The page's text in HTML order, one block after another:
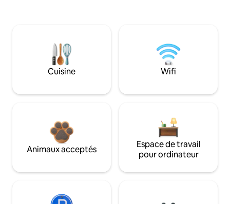
Cuisine Wifi
Animaux acceptés
Espace de travail
pour ordinateur